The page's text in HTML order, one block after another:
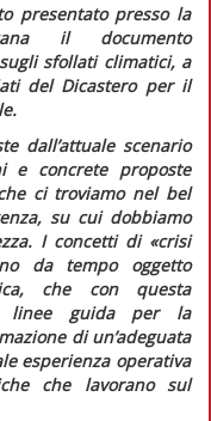
presentato presso la
il documento
sfollati climatici, a
del Dicastero per il
dall’attuale scenario
e concrete proposte
ci troviamo nel bel
su cui dobbiamo
I concetti di «crisi
da tempo oggetto
che con questa
linee guida per la
di un’adeguata
esperienza operativa
che lavorano sul